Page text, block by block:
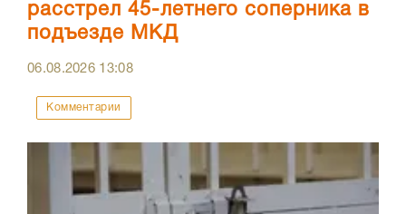
расстрел 45-летнего соперника в
подъезде МКД
06.08.2026 13:08
Комментарии